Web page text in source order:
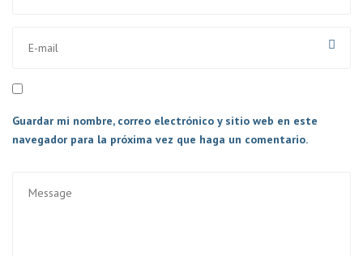
Guardar mi nombre, correo electrónico y sitio web en este
navegador para la próxima vez que haga un comentario.